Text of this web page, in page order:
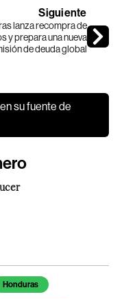
Siguiente
lanza recompra de
y prepara una nueva
de deuda global
en su fuente de
Honduras